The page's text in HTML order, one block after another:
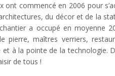
ont commencé en 2006 pour
du décor et de la
a occupé en moyenne
pierre, maîtres verriers,
à la pointe de la technologie.
de tous !